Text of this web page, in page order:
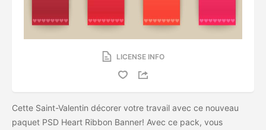
LICENSE INFO
Cette Saint-Valentin décorer votre travail avec ce nouveau
paquet PSD Heart Ribbon Banner! Avec ce pack, vous